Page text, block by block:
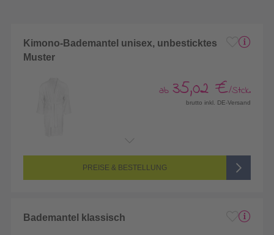
Kimono-Bademantel unisex, unbesticktes
Muster
ab 35,02 €/Stck.
brutto inkl. DE-Versand
PREISE & BESTELLUNG
Bademantel klassisch